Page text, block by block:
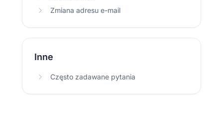
Zmiana adresu e-mail
Inne
Często zadawane pytania